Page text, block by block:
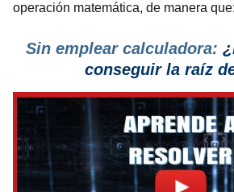
operación matemática, de manera que:
Sin emplear calculadora:
conseguir la raíz